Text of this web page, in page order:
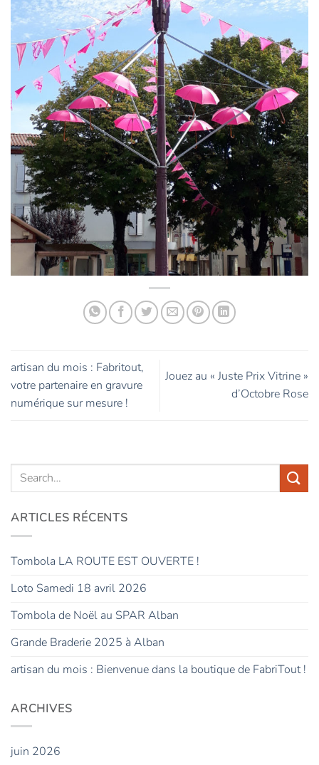
artisan du mois : Fabritout,
votre partenaire en gravure
numérique sur mesure !
Jouez au « Juste Prix Vitrine »
d’Octobre Rose
ARTICLES RÉCENTS
Tombola LA ROUTE EST OUVERTE !
Loto Samedi 18 avril 2026
Tombola de Noël au SPAR Alban
Grande Braderie 2025 à Alban
artisan du mois : Bienvenue dans la boutique de FabriTout !
ARCHIVES
juin 2026